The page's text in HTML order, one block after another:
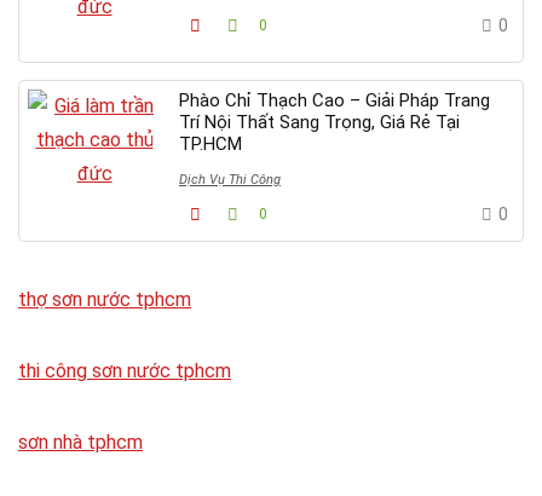
0 0
Phào Chỉ Thạch Cao – Giải Pháp Trang
Trí Nội Thất Sang Trọng, Giá Rẻ Tại
TP.HCM
Dịch Vụ Thi Công
0 0
thợ sơn nước tphcm
thi công sơn nước tphcm
sơn nhà tphcm